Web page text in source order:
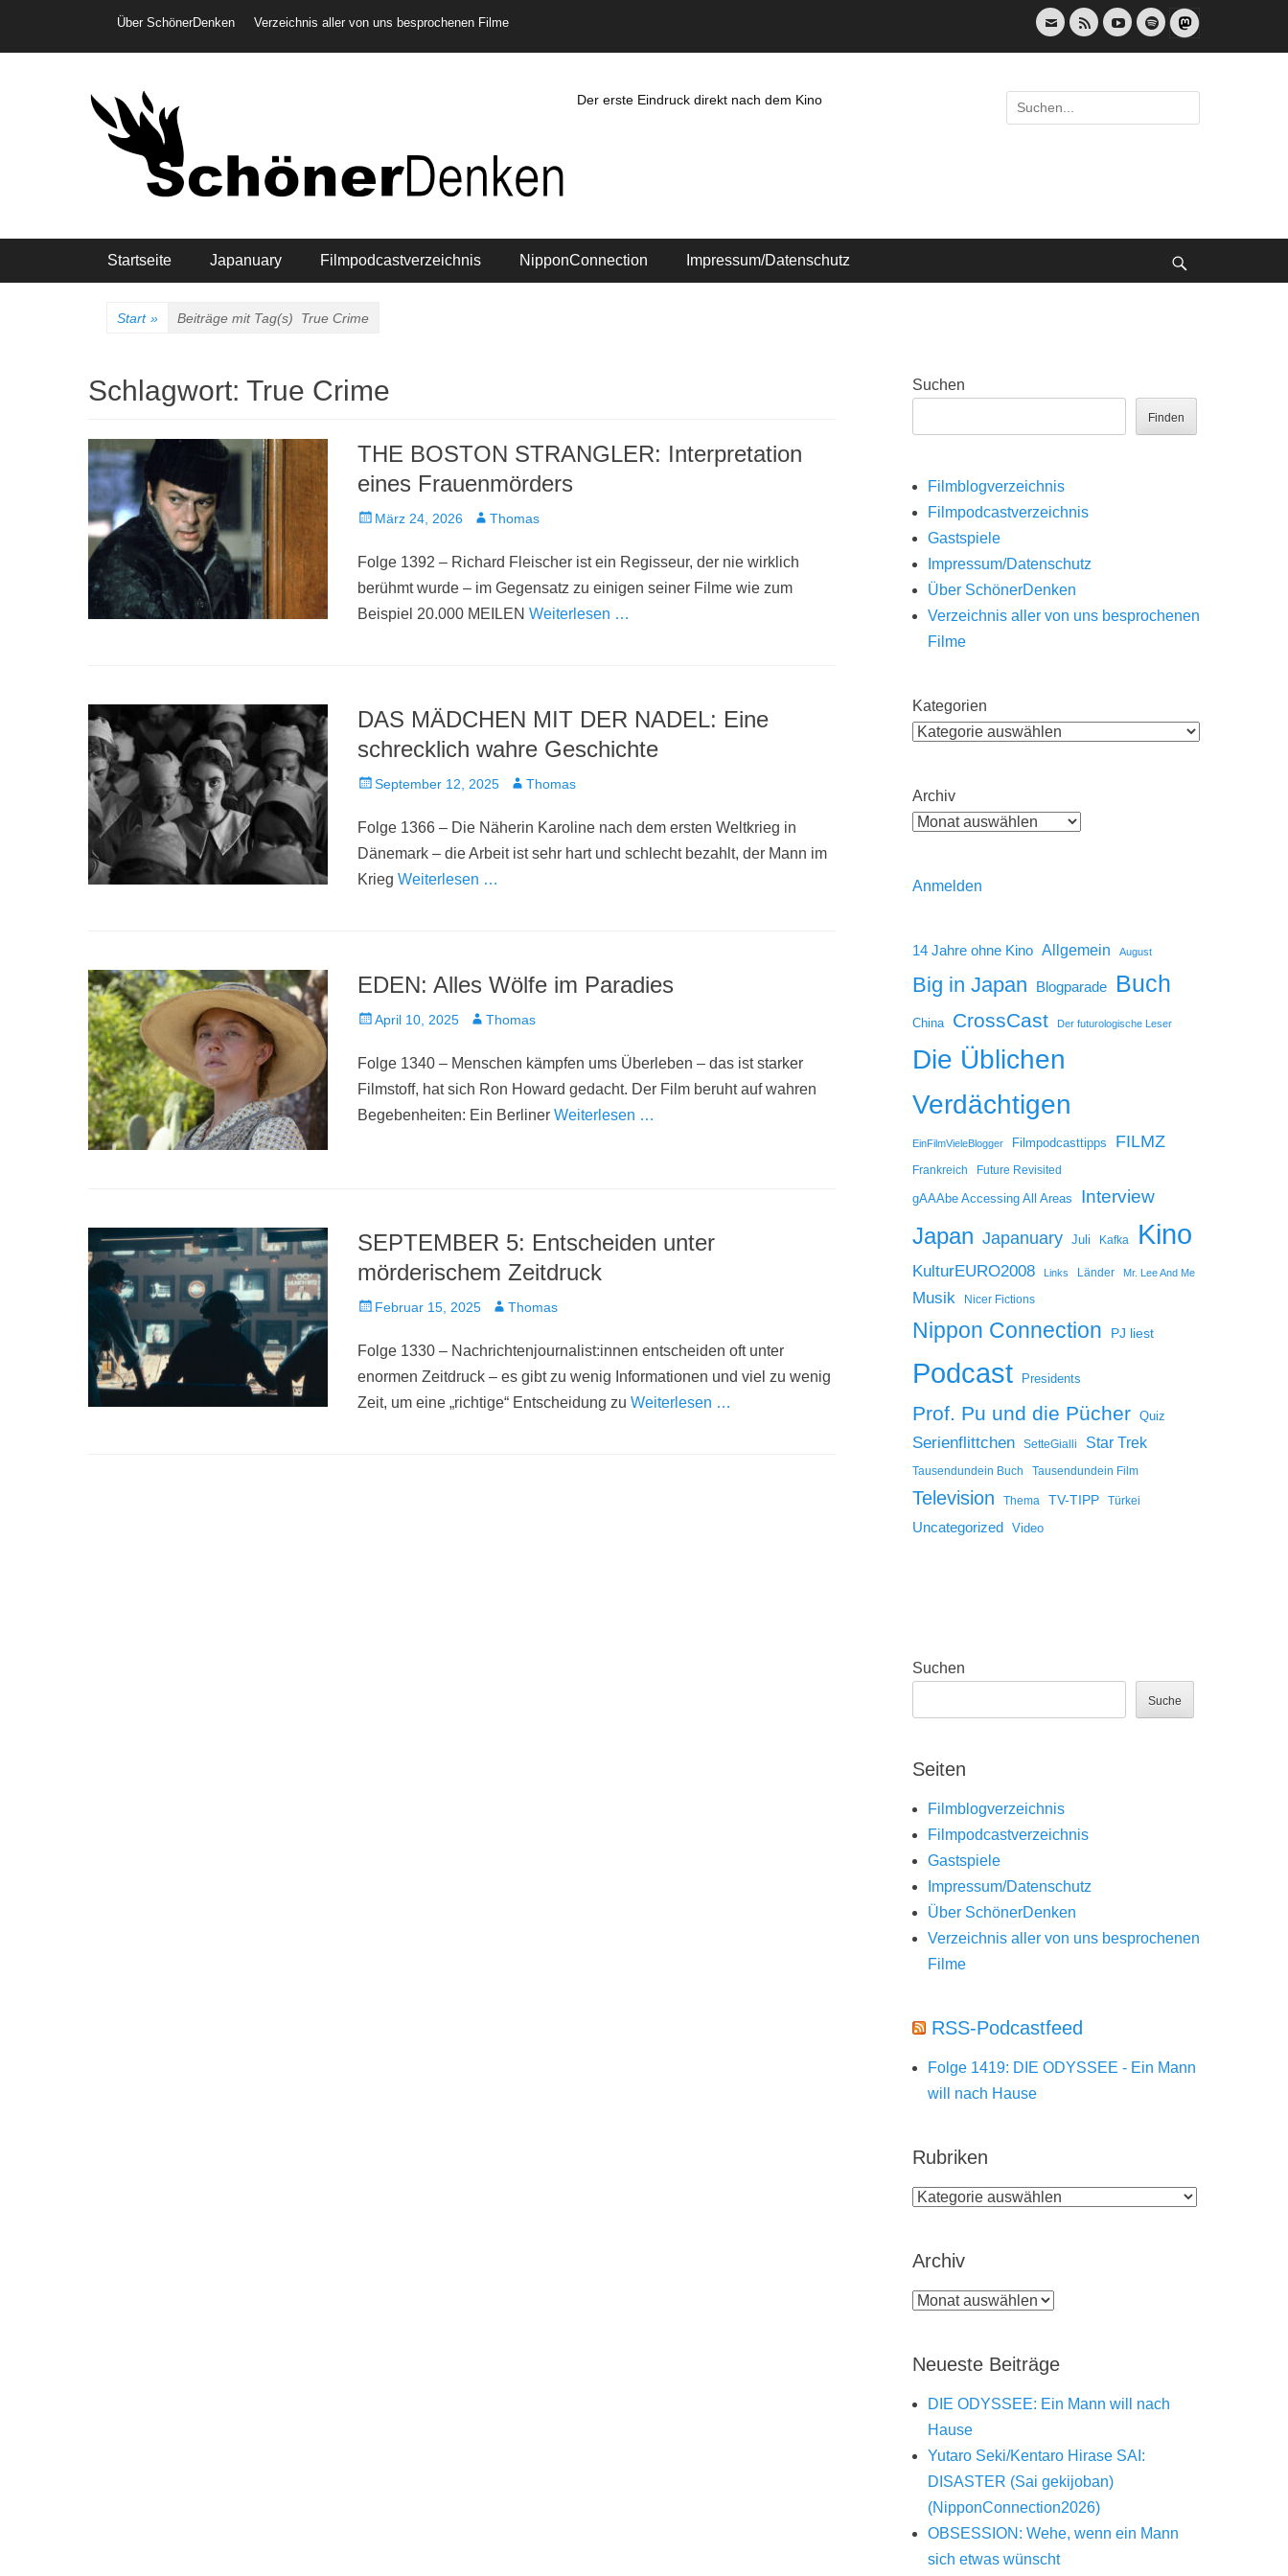
Header-Menü
Über SchönerDenken Verzeichnis aller von uns besprochenen Filme
E-
Mail
Feed YouTubeSpotify
Der erste Eindruck direkt nach dem Kino
Suche
nach:
Hauptmenü
Startseite Japanuary Filmpodcastverzeichnis NipponConnection Impressum/Datenschutz
Start » Beiträge mit Tag(s) True Crime
Schlagwort: True Crime
THE BOSTON STRANGLER: Interpretation
eines Frauenmörders
Veröffentlicht
März 24, 2026 AutorThomas
Folge 1392 – Richard Fleischer ist ein Regisseur, der nie wirklich
berühmt wurde – im Gegensatz zu einigen seiner Filme wie zum
Beispiel 20.000 MEILEN Weiterlesen …
DAS MÄDCHEN MIT DER NADEL: Eine
schrecklich wahre Geschichte
Veröffentlicht
September 12, 2025 AutorThomas
Folge 1366 – Die Näherin Karoline nach dem ersten Weltkrieg in
Dänemark – die Arbeit ist sehr hart und schlecht bezahlt, der Mann im
Krieg Weiterlesen …
EDEN: Alles Wölfe im Paradies
Veröffentlicht
April 10, 2025 AutorThomas
Folge 1340 – Menschen kämpfen ums Überleben – das ist starker
Filmstoff, hat sich Ron Howard gedacht. Der Film beruht auf wahren
Begebenheiten: Ein Berliner Weiterlesen …
SEPTEMBER 5: Entscheiden unter
mörderischem Zeitdruck
Veröffentlicht
Februar 15, 2025 AutorThomas
Folge 1330 – Nachrichtenjournalist:innen entscheiden oft unter
enormen Zeitdruck – es gibt zu wenig Informationen und viel zu wenig
Zeit, um eine „richtige“ Entscheidung zu Weiterlesen …
Suchen
Finden
Filmblogverzeichnis
Filmpodcastverzeichnis
Gastspiele
Impressum/Datenschutz
Über SchönerDenken
Verzeichnis aller von uns besprochenen
Filme
Kategorien
Archiv
Anmelden
14 Jahre ohne Kino Allgemein August
Big in Japan Blogparade Buch
China CrossCast Der futurologische Leser
Die Üblichen
Verdächtigen
EinFilmVieleBlogger Filmpodcasttipps FILMZ
Frankreich Future Revisited
gAAAbe Accessing All Areas Interview
Japan Japanuary Juli Kafka Kino
KulturEURO2008 Links Länder Mr. Lee And Me
Musik Nicer Fictions
Nippon Connection PJ liest
Podcast Presidents
Prof. Pu und die Pücher Quiz
Serienflittchen SetteGialli Star Trek
Tausendundein Buch Tausendundein Film
Television Thema TV-TIPP Türkei
Uncategorized Video
Suchen
Suche
Seiten
Filmblogverzeichnis
Filmpodcastverzeichnis
Gastspiele
Impressum/Datenschutz
Über SchönerDenken
Verzeichnis aller von uns besprochenen
Filme
RSS-Podcastfeed
Folge 1419: DIE ODYSSEE - Ein Mann
will nach Hause
Rubriken
Rubriken
Archiv
Archiv
Neueste Beiträge
DIE ODYSSEE: Ein Mann will nach
Hause
Yutaro Seki/Kentaro Hirase SAI:
DISASTER (Sai gekijoban)
(NipponConnection2026)
OBSESSION: Wehe, wenn ein Mann
sich etwas wünscht